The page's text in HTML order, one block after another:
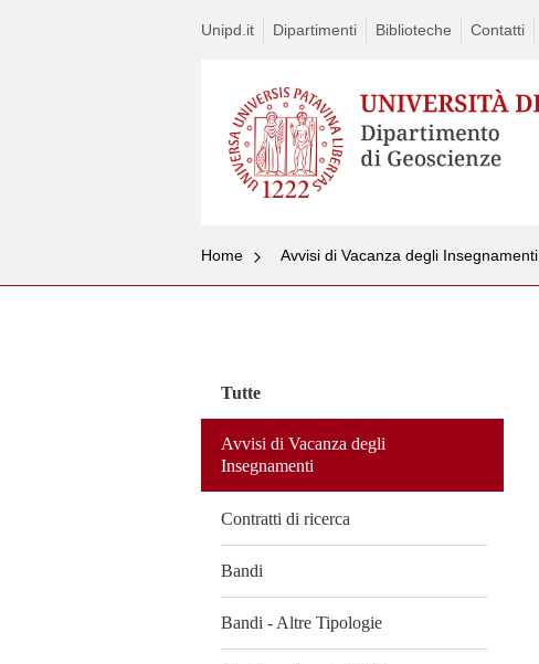
Unipd.it Dipartimenti Biblioteche Contatti
Home Avvisi di Vacanza degli Insegnamenti
Tutte
Avvisi di Vacanza degli
Insegnamenti
Contratti di ricerca
Bandi
Bandi - Altre Tipologie